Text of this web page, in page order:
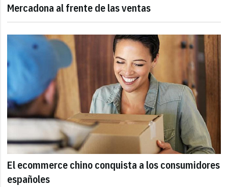
Mercadona al frente de las ventas
El ecommerce chino conquista a los consumidores
españoles